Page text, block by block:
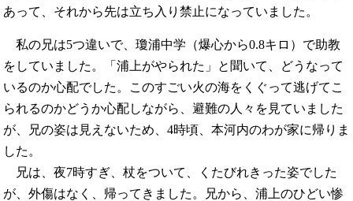
あって、それから先は立ち入り禁止になっていました。
私の兄は5つ違いで、瓊浦中学（爆心から0.8キロ）で助教
をしていました。「浦上がやられた」と聞いて、どうなって
いるのか心配でした。このすごい火の海をくぐって逃げてこ
られるのかどうか心配しながら、避難の人々を見ていました
が、兄の姿は見えないため、4時頃、本河内のわが家に帰りま
した。
兄は、夜7時すぎ、杖をついて、くたびれきった姿でした
が、外傷はなく、帰ってきました。兄から、浦上のひどい惨